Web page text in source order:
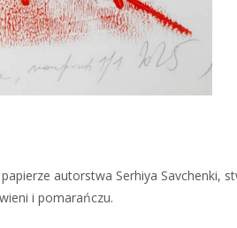
autorstwa Serhiya
i pomarańczu.